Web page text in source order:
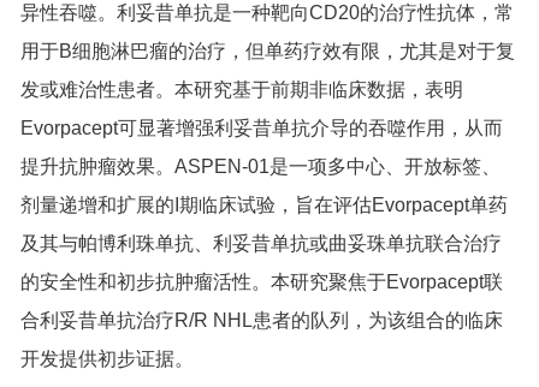
异性吞噬。利妥昔单抗是一种靶向CD20的治疗性抗体，常
用于B细胞淋巴瘤的治疗，但单药疗效有限，尤其是对于复
发或难治性患者。本研究基于前期非临床数据，表明
Evorpacept可显著增强利妥昔单抗介导的吞噬作用，从而
提升抗肿瘤效果。ASPEN-01是一项多中心、开放标签、
剂量递增和扩展的I期临床试验，旨在评估Evorpacept单药
及其与帕博利珠单抗、利妥昔单抗或曲妥珠单抗联合治疗
的安全性和初步抗肿瘤活性。本研究聚焦于Evorpacept联
合利妥昔单抗治疗R/R NHL患者的队列，为该组合的临床
开发提供初步证据。